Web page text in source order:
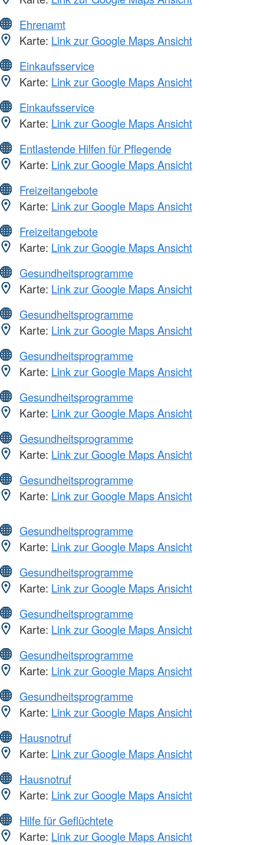
Ehrenamt
Karte: Link zur Google Maps Ansicht
Einkaufsservice
Karte: Link zur Google Maps Ansicht
Einkaufsservice
Karte: Link zur Google Maps Ansicht
Entlastende Hilfen für Pflegende
Karte: Link zur Google Maps Ansicht
Freizeitangebote
Karte: Link zur Google Maps Ansicht
Freizeitangebote
Karte: Link zur Google Maps Ansicht
Gesundheitsprogramme
Karte: Link zur Google Maps Ansicht
Gesundheitsprogramme
Karte: Link zur Google Maps Ansicht
Gesundheitsprogramme
Karte: Link zur Google Maps Ansicht
Gesundheitsprogramme
Karte: Link zur Google Maps Ansicht
Gesundheitsprogramme
Karte: Link zur Google Maps Ansicht
Gesundheitsprogramme
Karte: Link zur Google Maps Ansicht
Gesundheitsprogramme
Karte: Link zur Google Maps Ansicht
Gesundheitsprogramme
Karte: Link zur Google Maps Ansicht
Gesundheitsprogramme
Karte: Link zur Google Maps Ansicht
Gesundheitsprogramme
Karte: Link zur Google Maps Ansicht
Gesundheitsprogramme
Karte: Link zur Google Maps Ansicht
Hausnotruf
Karte: Link zur Google Maps Ansicht
Hausnotruf
Karte: Link zur Google Maps Ansicht
Hilfe für Geflüchtete
Karte: Link zur Google Maps Ansicht